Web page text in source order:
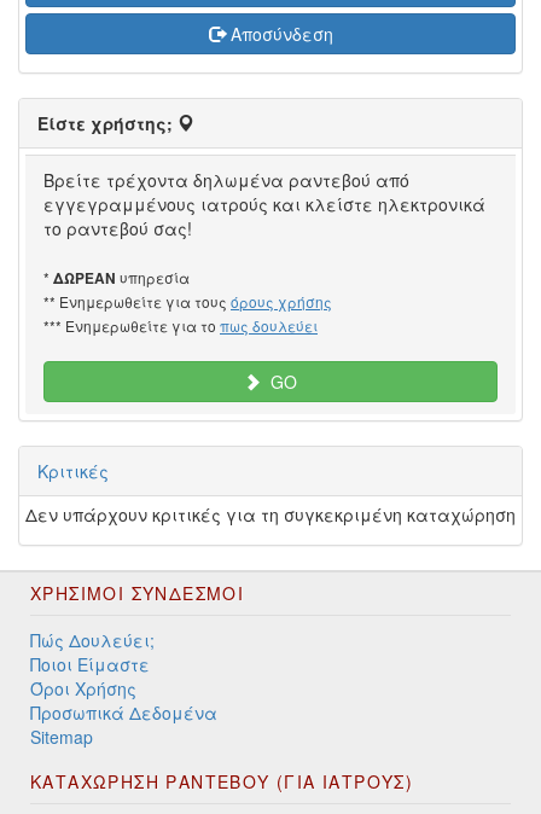
Αποσύνδεση
Είστε χρήστης;
Βρείτε τρέχοντα δηλωμένα ραντεβού από
εγγεγραμμένους ιατρούς και κλείστε ηλεκτρονικά
το ραντεβού σας!
* ΔΩΡΕΑΝ υπηρεσία
** Ενημερωθείτε για τους όρους χρήσης
*** Ενημερωθείτε για το πως δουλεύει
GO
Κριτικές
Δεν υπάρχουν κριτικές για τη συγκεκριμένη καταχώρηση
ΧΡΉΣΙΜΟΙ ΣΎΝΔΕΣΜΟΙ
Πώς Δουλεύει;
Ποιοι Είμαστε
Όροι Χρήσης
Προσωπικά Δεδομένα
Sitemap
ΚΑΤΑΧΩΡΗΣΗ ΡΑΝΤΕΒΟΥ (ΓΙΑ ΙΑΤΡΟΥΣ)